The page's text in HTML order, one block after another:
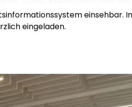
einsehbar.
eingeladen.